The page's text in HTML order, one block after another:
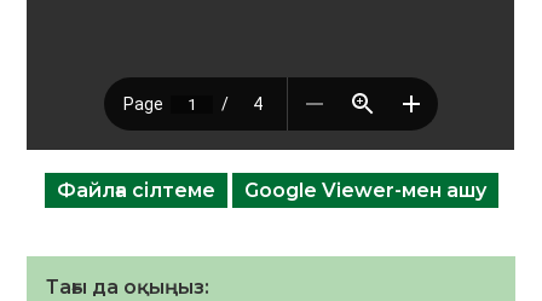
Файлға сілтеме Google Viewer-мен ашу
Тағы да оқыңыз: